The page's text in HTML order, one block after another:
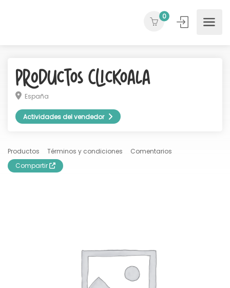
0
Productos ClicKoala
España
Actividades del vendedor
Productos Términos y condiciones
Comentarios
Compartir